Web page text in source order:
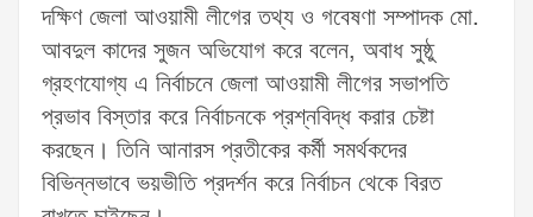
দক্ষিণ জেলা আওয়ামী লীগের তথ্য ও গবেষণা সম্পাদক মো.
আবদুল কাদের সুজন অভিযোগ করে বলেন, অবাধ সুষ্ঠু
গ্রহণযোগ্য এ নির্বাচনে জেলা আওয়ামী লীগের সভাপতি
প্রভাব বিস্তার করে নির্বাচনকে প্রশ্নবিদ্ধ করার চেষ্টা
করছেন। তিনি আনারস প্রতীকের কর্মী সমর্থকদের
বিভিন্নভাবে ভয়ভীতি প্রদর্শন করে নির্বাচন থেকে বিরত